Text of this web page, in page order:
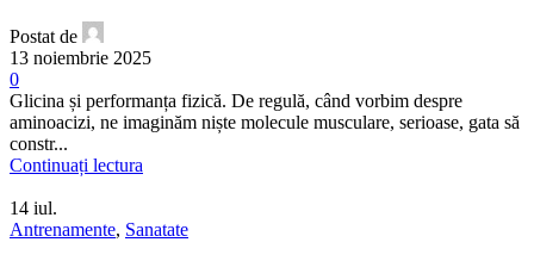
Postat de
13 noiembrie 2025
0
Glicina și performanța fizică. De regulă, când vorbim despre
aminoacizi, ne imaginăm niște molecule musculare, serioase, gata să
constr...
Continuați lectura
14 iul.
Antrenamente, Sanatate